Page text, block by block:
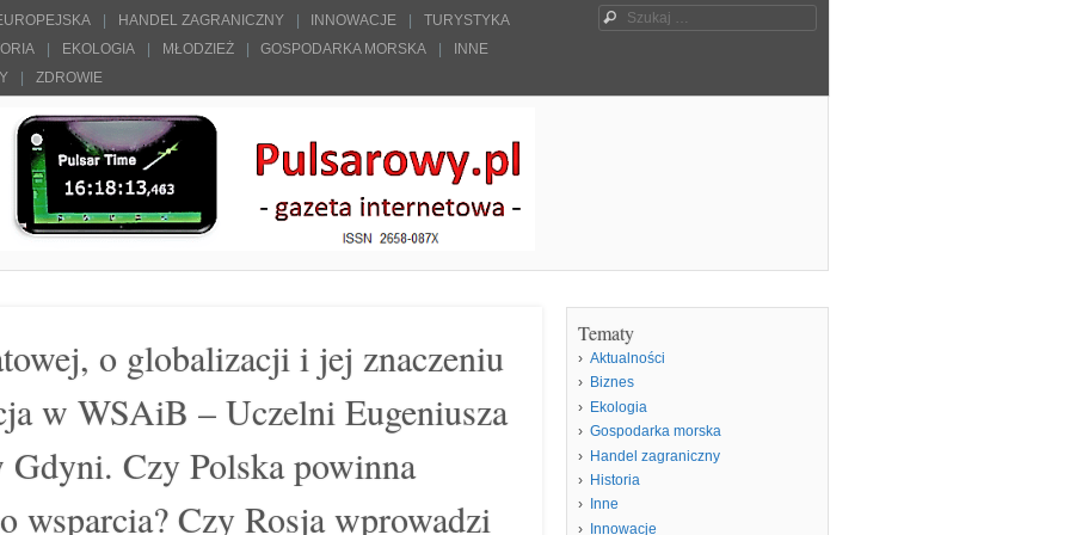
HANDEL ZAGRANICZNY INNOWACJE
TURYSTYKA
EKOLOGIA MŁODZIEŻ GOSPODARKA MORSKA
INNE
ZDROWIE
Szukaj
o globalizacji i jej znaczeniu
w WSAiB – Uczelni Eugeniusza
Czy Polska powinna
wsparcia? Czy Rosja wprowadzi
Tematy
Aktualności
Biznes
Ekologia
Gospodarka morska
Handel zagraniczny
Historia
Inne
Innowacje